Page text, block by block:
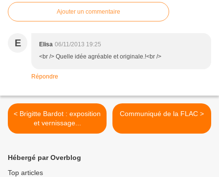
Ajouter un commentaire
E Elisa 06/11/2013 19:25
<br /> Quelle idée agréable et originale.!<br />
Répondre
< Brigitte Bardot : exposition
et vernissage...
Communiqué de la FLAC >
Hébergé par Overblog
Top articles